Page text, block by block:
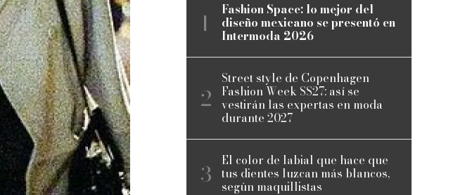
Fashion Space: lo mejor del
diseño mexicano se presentó en
Intermoda 2026
Street style de Copenhagen
Fashion Week SS27: así se
vestirán las expertas en moda
durante 2027
El color de labial que hace que
tus dientes luzcan más blancos,
según maquillistas